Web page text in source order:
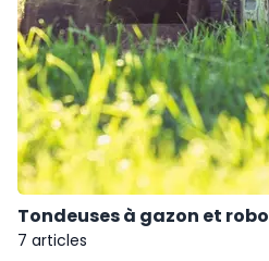
Tondeuses à gazon et
7 articles